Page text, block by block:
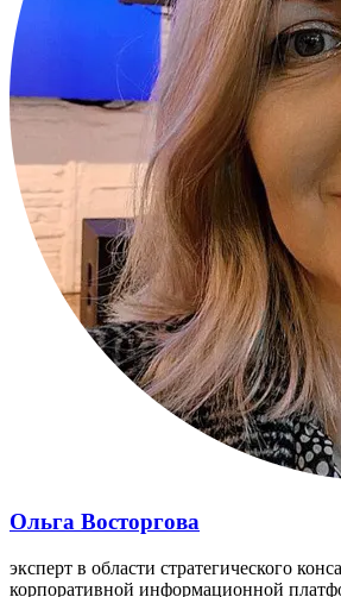
Ольга Восторгова
эксперт в области стратегического
корпоративной информационной